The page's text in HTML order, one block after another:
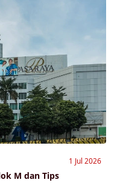
1 Jul 2026
M dan Tips